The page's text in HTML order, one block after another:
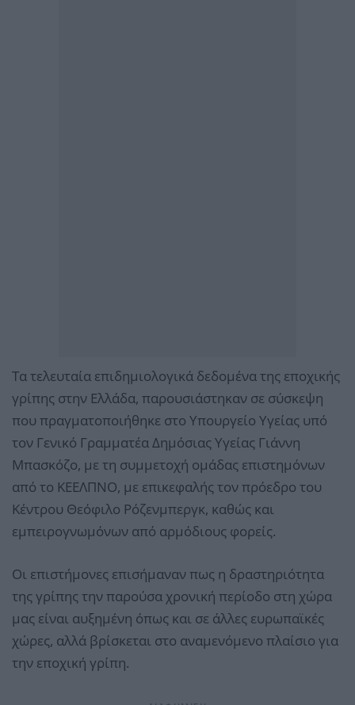
Τα τελευταία επιδημιολογικά δεδομένα της εποχικής
γρίπης στην Ελλάδα, παρουσιάστηκαν σε σύσκεψη
που πραγματοποιήθηκε στο Υπουργείο Υγείας υπό
τον Γενικό Γραμματέα Δημόσιας Υγείας Γιάννη
Μπασκόζο, με τη συμμετοχή ομάδας επιστημόνων
από το ΚΕΕΛΠΝΟ, με επικεφαλής τον πρόεδρο του
Κέντρου Θεόφιλο Ρόζενμπεργκ, καθώς και
εμπειρογνωμόνων από αρμόδιους φορείς.
Οι επιστήμονες επισήμαναν πως η δραστηριότητα
της γρίπης την παρούσα χρονική περίοδο στη χώρα
μας είναι αυξημένη όπως και σε άλλες ευρωπαϊκές
χώρες, αλλά βρίσκεται στο αναμενόμενο πλαίσιο για
την εποχική γρίπη.